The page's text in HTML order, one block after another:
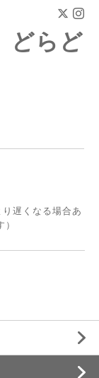
どらど
遅くなる場合あ